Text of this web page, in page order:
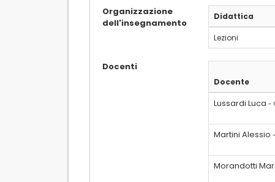
Organizzazione
dell'insegnamento
Didattica
Lezioni
Docenti
Docente
Lussardi Luca -
Martini Alessio
Morandotti